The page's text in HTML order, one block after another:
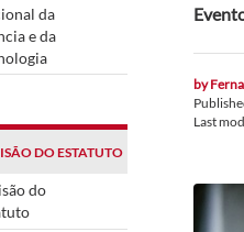
da
e da
DO ESTATUTO
do
by
Last